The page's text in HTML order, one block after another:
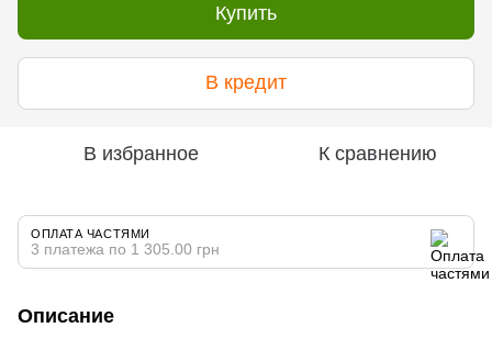
Купить
В кредит
В избранное К сравнению
ОПЛАТА ЧАСТЯМИ
3 платежа по 1 305.00 грн
Описание